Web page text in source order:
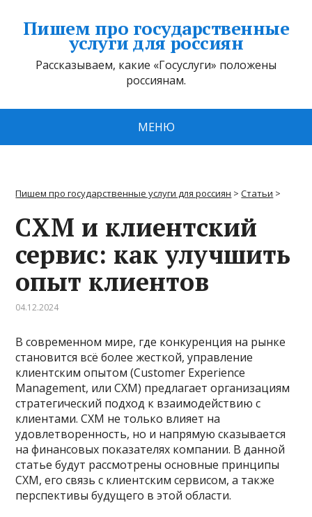
Пишем про государственные
услуги для россиян
Рассказываем, какие «Госуслуги» положены
россиянам.
МЕНЮ
Пишем про государственные услуги для россиян >Статьи >
CXM и клиентский
сервис: как улучшить
опыт клиентов
04.12.2024
В современном мире, где конкуренция на рынке
становится всё более жесткой, управление
клиентским опытом (Customer Experience
Management, или CXM) предлагает организациям
стратегический подход к взаимодействию с
клиентами. CXM не только влияет на
удовлетворенность, но и напрямую сказывается
на финансовых показателях компании. В данной
статье будут рассмотрены основные принципы
CXM, его связь с клиентским сервисом, а также
перспективы будущего в этой области.